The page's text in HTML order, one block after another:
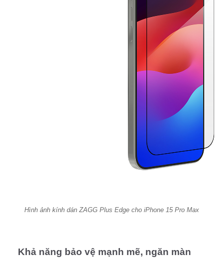
Hình ảnh kính dán ZAGG Plus Edge cho iPhone 15 Pro Max
Khả năng bảo vệ mạnh mẽ, ngăn màn